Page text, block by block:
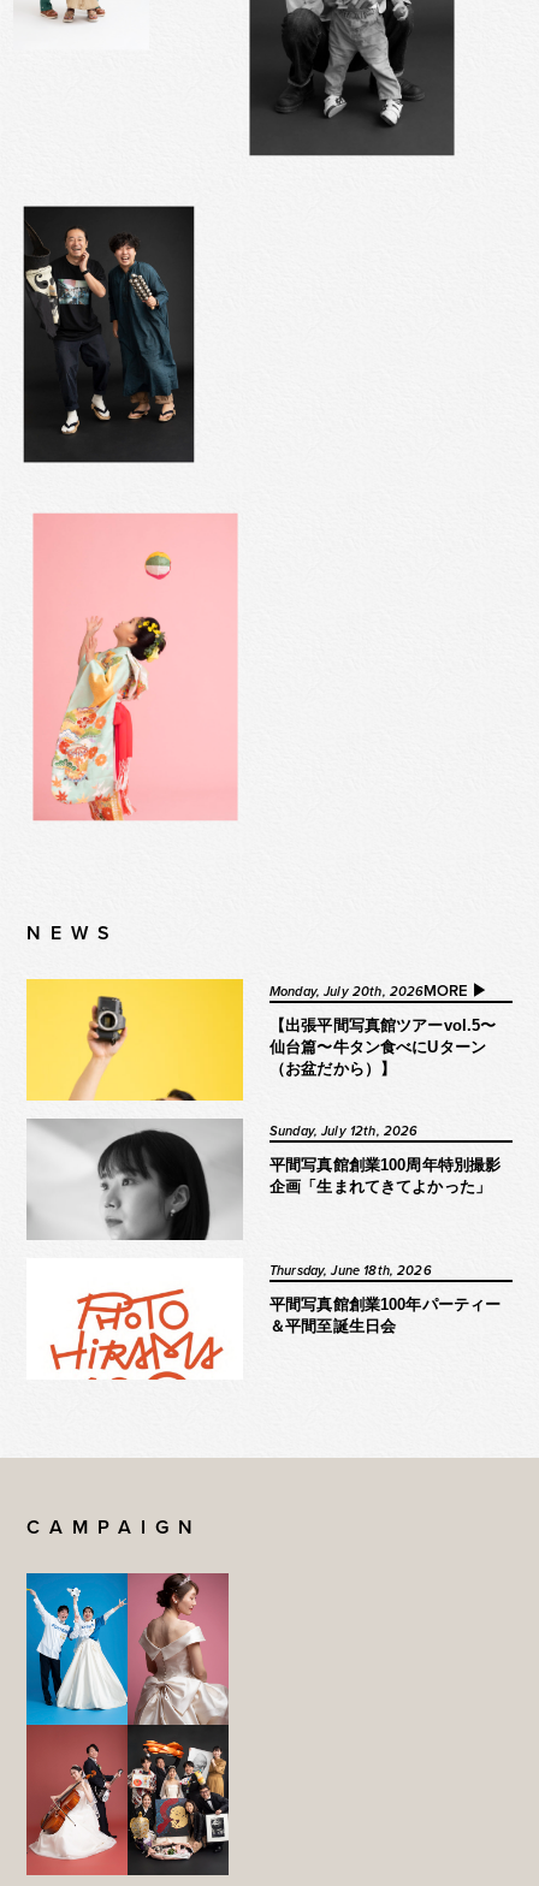
NEWS
MORE ▶︎
Monday, July 20th, 2026
【出張平間写真館ツアーvol.5〜
仙台篇〜牛タン食べにUターン
（お盆だから）】
Sunday, July 12th, 2026
平間写真館創業100周年特別撮影
企画「生まれてきてよかった」
Thursday, June 18th, 2026
平間写真館創業100年パーティー
＆平間至誕生日会
CAMPAIGN